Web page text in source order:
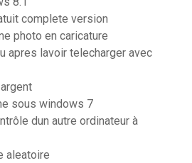
complete version
photo en caricature
apres lavoir telecharger avec
sous windows 7
dun autre ordinateur à
aleatoire